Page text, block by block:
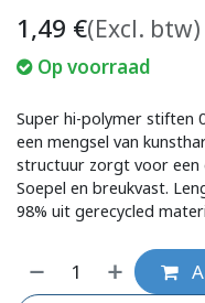
1,49 €(Excl. btw)
Op voorraad
Super hi-polymer stiften
een mengsel van
structuur zorgt voor een
Soepel en breukvast.
98% uit gerecycled